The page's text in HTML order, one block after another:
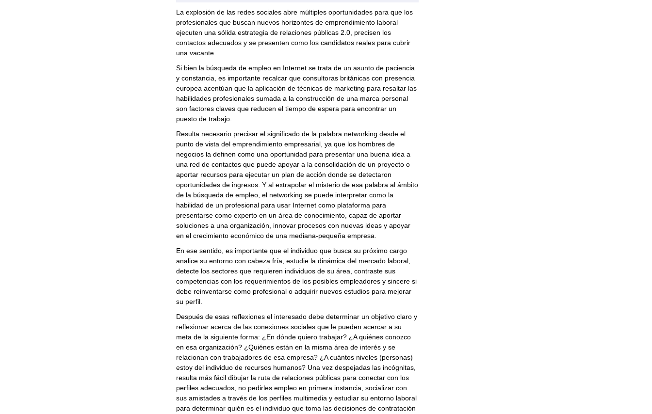
La explosión de las redes sociales abre múltiples oportunidades para que los
profesionales que buscan nuevos horizontes de emprendimiento laboral
ejecuten una sólida estrategia de relaciones públicas 2.0, precisen los
contactos adecuados y se presenten como los candidatos reales para cubrir
una vacante.
Si bien la búsqueda de empleo en Internet se trata de un asunto de paciencia
y constancia, es importante recalcar que consultoras británicas con presencia
europea acentúan que la aplicación de técnicas de marketing para resaltar las
habilidades profesionales sumada a la construcción de una marca personal
son factores claves que reducen el tiempo de espera para encontrar un
puesto de trabajo.
Resulta necesario precisar el significado de la palabra networking desde el
punto de vista del emprendimiento empresarial, ya que los hombres de
negocios la definen como una oportunidad para presentar una buena idea a
una red de contactos que puede apoyar a la consolidación de un proyecto o
aportar recursos para ejecutar un plan de acción donde se detectaron
oportunidades de ingresos. Y al extrapolar el misterio de esa palabra al ámbito
de la búsqueda de empleo, el networking se puede interpretar como la
habilidad de un profesional para usar Internet como plataforma para
presentarse como experto en un área de conocimiento, capaz de aportar
soluciones a una organización, innovar procesos con nuevas ideas y apoyar
en el crecimiento económico de una mediana-pequeña empresa.
En ese sentido, es importante que el individuo que busca su próximo cargo
analice su entorno con cabeza fría, estudie la dinámica del mercado laboral,
detecte los sectores que requieren individuos de su área, contraste sus
competencias con los requerimientos de los posibles empleadores y sincere si
debe reinventarse como profesional o adquirir nuevos estudios para mejorar
su perfil.
Después de esas reflexiones el interesado debe determinar un objetivo claro y
reflexionar acerca de las conexiones sociales que le pueden acercar a su
meta de la siguiente forma: ¿En dónde quiero trabajar? ¿A quiénes conozco
en esa organización? ¿Quiénes están en la misma área de interés y se
relacionan con trabajadores de esa empresa? ¿A cuántos niveles (personas)
estoy del individuo de recursos humanos? Una vez despejadas las incógnitas,
resulta más fácil dibujar la ruta de relaciones públicas para conectar con los
perfiles adecuados, no pedirles empleo en primera instancia, socializar con
sus amistades a través de los perfiles multimedia y estudiar su entorno laboral
para determinar quién es el individuo que toma las decisiones de contratación